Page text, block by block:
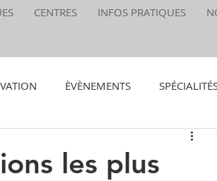
CENTRES INFOS PRATIQUES
ÈVÈNEMENTS
les plus